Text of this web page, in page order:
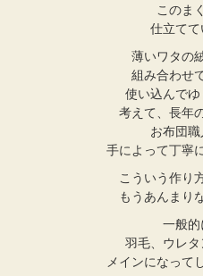
このま
仕立てて
薄いワタの
組み合わせ
使い込んで
考えて、長年
お布団
手によって丁寧
こういう作り
もうあんまり
一般的
羽毛、ウレ
メインになって